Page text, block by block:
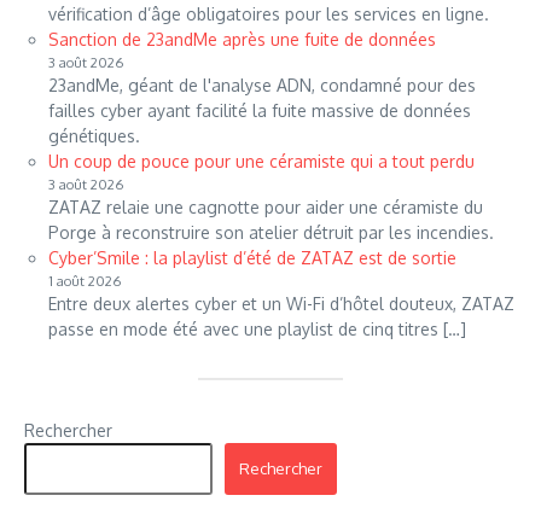
vérification d’âge obligatoires pour les services en ligne.
Sanction de 23andMe après une fuite de données
3 août 2026
23andMe, géant de l'analyse ADN, condamné pour des
failles cyber ayant facilité la fuite massive de données
génétiques.
Un coup de pouce pour une céramiste qui a tout perdu
3 août 2026
ZATAZ relaie une cagnotte pour aider une céramiste du
Porge à reconstruire son atelier détruit par les incendies.
Cyber’Smile : la playlist d’été de ZATAZ est de sortie
1 août 2026
Entre deux alertes cyber et un Wi-Fi d’hôtel douteux, ZATAZ
passe en mode été avec une playlist de cinq titres […]
Rechercher
Rechercher